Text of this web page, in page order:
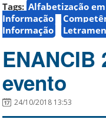
Tags: Alfabetização
Informação
Informação
ENANCIB
evento
24/10/2018 13:53